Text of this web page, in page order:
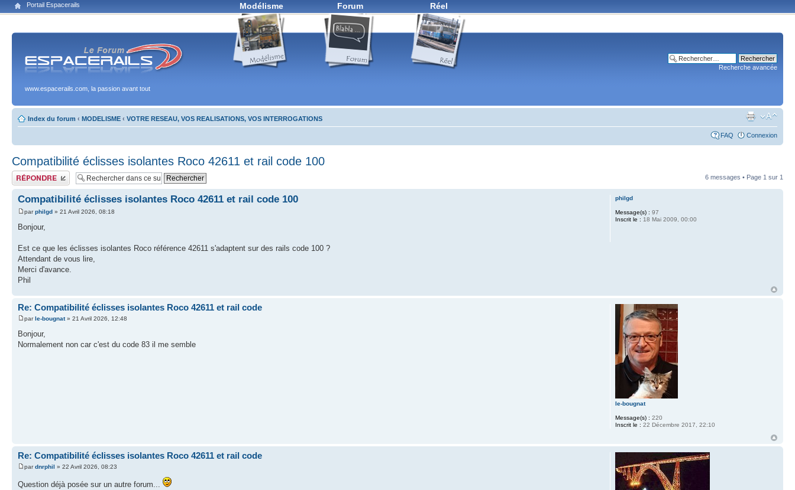
Portail Espacerails Modélisme Forum Réel
www.espacerails.com, la passion avant tout
Recherche avancée
Index du forum ‹ MODELISME ‹ VOTRE RESEAU, VOS REALISATIONS, VOS INTERROGATIONS
FAQ Connexion
Compatibilité éclisses isolantes Roco 42611 et rail code 100
Publier une réponse 6 messages • Page 1 sur 1
Compatibilité éclisses isolantes Roco 42611 et rail code 100
parphilgd » 21 Avril 2026, 08:18
Bonjour,
Est ce que les éclisses isolantes Roco référence 42611 s'adaptent sur des rails code 100 ?
Attendant de vous lire,
Merci d'avance.
Phil
philgd
Message(s) : 97
Inscrit le : 18 Mai 2009, 00:00
Re: Compatibilité éclisses isolantes Roco 42611 et rail code
parle-bougnat» 21 Avril 2026, 12:48
Bonjour,
Normalement non car c'est du code 83 il me semble
le-bougnat
Message(s) : 220
Inscrit le : 22 Décembre 2017, 22:10
Re: Compatibilité éclisses isolantes Roco 42611 et rail code
pardnrphil » 22 Avril 2026, 08:23
Question déjà posée sur un autre forum...